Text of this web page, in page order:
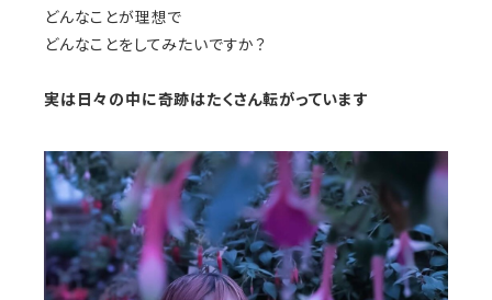
どんなことが理想で
どんなことをしてみたいですか？
実は日々の中に奇跡はたくさん転がっています